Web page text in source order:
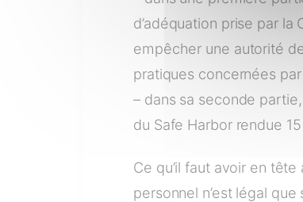
d’adéquation prise par la
empêcher une autorité
pratiques concernées
– dans sa seconde
du Safe Harbor rendue
Ce qu’il faut avoir en
personnel n’est légal